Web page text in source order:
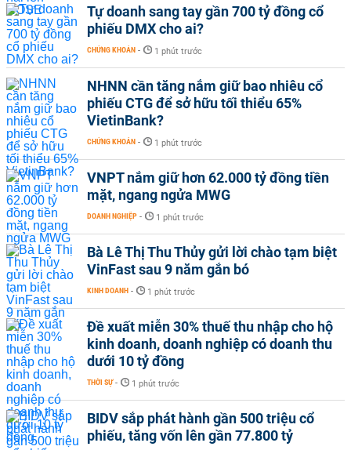
Tự doanh sang tay gần 700 tỷ đồng cổ
phiếu DMX cho ai?
CHỨNG KHOÁN - 1 phút trước
NHNN cần tăng nắm giữ bao nhiêu cổ
phiếu CTG để sở hữu tối thiểu 65%
VietinBank?
CHỨNG KHOÁN - 1 phút trước
VNPT nắm giữ hơn 62.000 tỷ đồng tiền
mặt, ngang ngửa MWG
DOANH NGHIỆP - 1 phút trước
Bà Lê Thị Thu Thủy gửi lời chào tạm biệt
VinFast sau 9 năm gắn bó
KINH DOANH - 1 phút trước
Đề xuất miễn 30% thuế thu nhập cho hộ
kinh doanh, doanh nghiệp có doanh thu
dưới 10 tỷ đồng
THỜI SỰ - 1 phút trước
BIDV sắp phát hành gần 500 triệu cổ
phiếu, tăng vốn lên gần 77.800 tỷ